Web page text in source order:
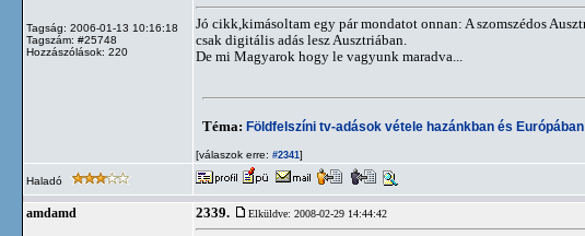
Tagság: 2006-01-13 10:16:18
Tagszám: #25748
Hozzászólások: 220
Jó cikk,kimásoltam egy pár mondatot onnan: A szomszédos
csak digitális adás lesz Ausztriában.
De mi Magyarok hogy le vagyunk maradva...
Téma: Földfelszíni tv-adások vétele hazánkban és Európában
[válaszok erre: #2341]
Haladó
amdamd 2339. Elküldve: 2008-02-29 14:44:42